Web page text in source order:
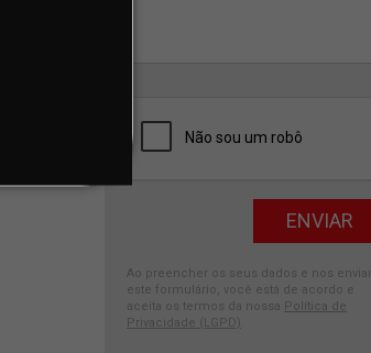
Ao preencher os seus dados e nos enviar
este formulário, você está de acordo e
aceita os termos da nossa
Política de
Privacidade (LGPD)